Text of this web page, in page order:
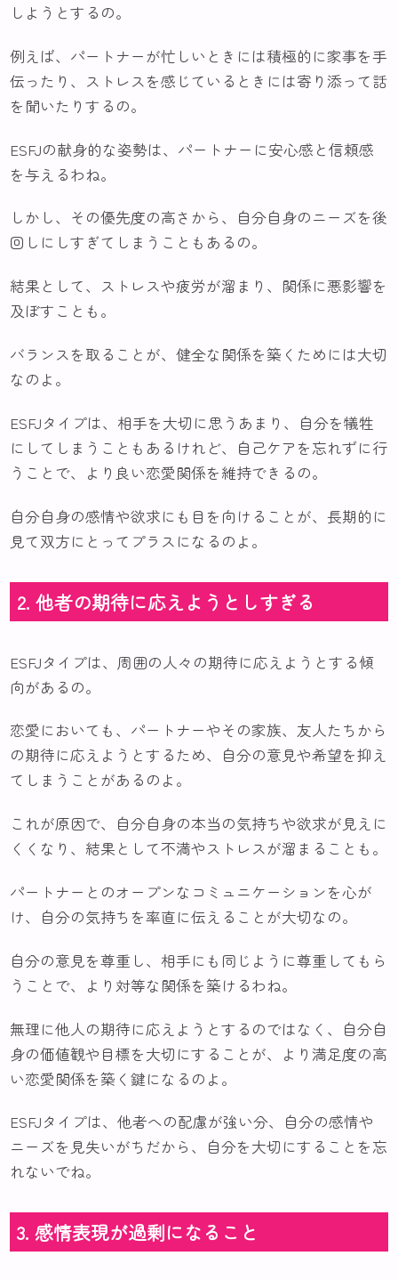
しようとするの。
例えば、パートナーが忙しいときには積極的に家事を手
伝ったり、ストレスを感じているときには寄り添って話
を聞いたりするの。
ESFJの献身的な姿勢は、パートナーに安心感と信頼感
を与えるわね。
しかし、その優先度の高さから、自分自身のニーズを後
回しにしすぎてしまうこともあるの。
結果として、ストレスや疲労が溜まり、関係に悪影響を
及ぼすことも。
バランスを取ることが、健全な関係を築くためには大切
なのよ。
ESFJタイプは、相手を大切に思うあまり、自分を犠牲
にしてしまうこともあるけれど、自己ケアを忘れずに行
うことで、より良い恋愛関係を維持できるの。
自分自身の感情や欲求にも目を向けることが、長期的に
見て双方にとってプラスになるのよ。
2. 他者の期待に応えようとしすぎる
ESFJタイプは、周囲の人々の期待に応えようとする傾
向があるの。
恋愛においても、パートナーやその家族、友人たちから
の期待に応えようとするため、自分の意見や希望を抑え
てしまうことがあるのよ。
これが原因で、自分自身の本当の気持ちや欲求が見えに
くくなり、結果として不満やストレスが溜まることも。
パートナーとのオープンなコミュニケーションを心が
け、自分の気持ちを率直に伝えることが大切なの。
自分の意見を尊重し、相手にも同じように尊重してもら
うことで、より対等な関係を築けるわね。
無理に他人の期待に応えようとするのではなく、自分自
身の価値観や目標を大切にすることが、より満足度の高
い恋愛関係を築く鍵になるのよ。
ESFJタイプは、他者への配慮が強い分、自分の感情や
ニーズを見失いがちだから、自分を大切にすることを忘
れないでね。
3. 感情表現が過剰になること